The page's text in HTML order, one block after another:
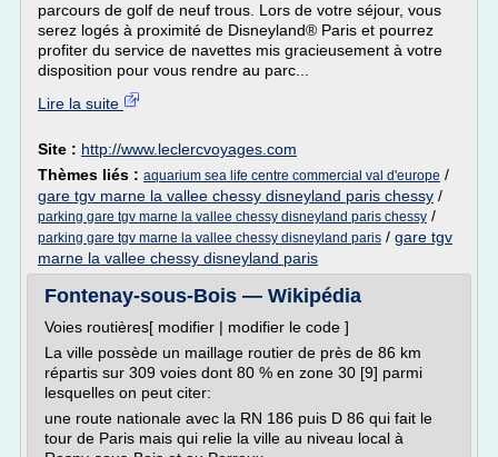
parcours de golf de neuf trous. Lors de votre séjour, vous
serez logés à proximité de Disneyland® Paris et pourrez
profiter du service de navettes mis gracieusement à votre
disposition pour vous rendre au parc...
Lire la suite
Site : http://www.leclercvoyages.com
Thèmes liés : aquarium sea life centre commercial val d'europe /
gare tgv marne la vallee chessy disneyland paris chessy /
parking gare tgv marne la vallee chessy disneyland paris chessy /
parking gare tgv marne la vallee chessy disneyland paris / gare tgv
marne la vallee chessy disneyland paris
Fontenay-sous-Bois — Wikipédia
Voies routières[ modifier | modifier le code ]
La ville possède un maillage routier de près de 86 km
répartis sur 309 voies dont 80 % en zone 30 [9] parmi
lesquelles on peut citer:
une route nationale avec la RN 186 puis D 86 qui fait le
tour de Paris mais qui relie la ville au niveau local à